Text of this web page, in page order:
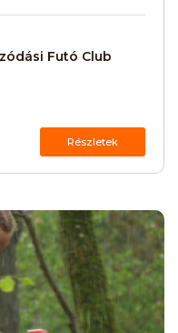
Futó Club
Részletek